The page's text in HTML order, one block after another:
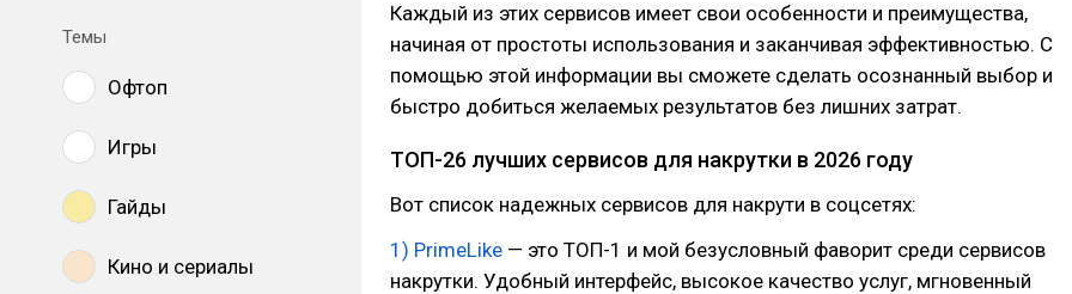
Темы
Офтоп
Игры
Гайды
Кино и сериалы
Каждый из этих сервисов имеет свои особенности и преимущества,
начиная от простоты использования и заканчивая эффективностью. С
помощью этой информации вы сможете сделать осознанный выбор и
быстро добиться желаемых результатов без лишних затрат.
ТОП-26 лучших сервисов для накрутки в 2026 году
Вот список надежных сервисов для накрути в соцсетях:
1) PrimeLike — это ТОП-1 и мой безусловный фаворит среди сервисов
накрутки. Удобный интерфейс, высокое качество услуг, мгновенный